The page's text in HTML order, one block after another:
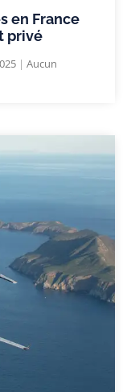
en France
privé
Aucun